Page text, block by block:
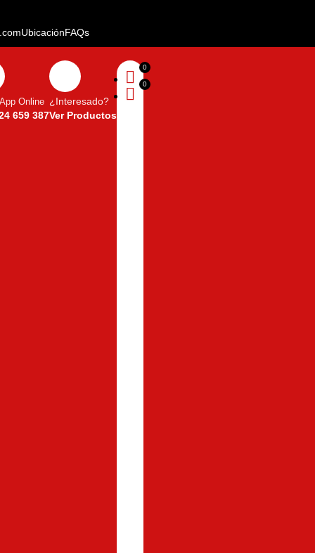
UbicaciónFAQs
Online
659 387
¿Interesado?
Ver Productos